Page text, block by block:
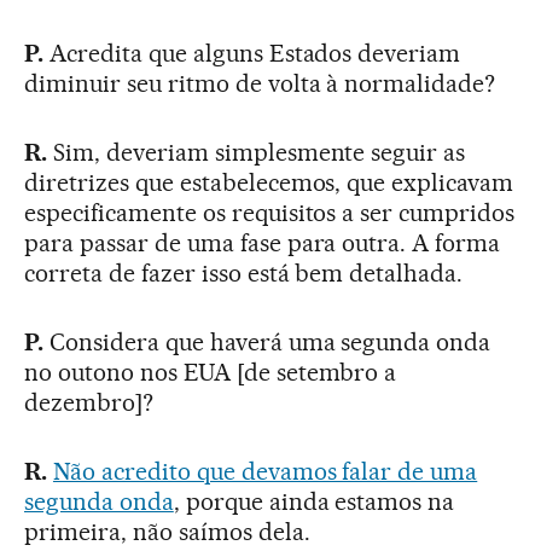
P.Acredita que alguns Estados deveriam
diminuir seu ritmo de volta à normalidade?
R.Sim, deveriam simplesmente seguir as
diretrizes que estabelecemos, que explicavam
especificamente os requisitos a ser cumpridos
para passar de uma fase para outra. A forma
correta de fazer isso está bem detalhada.
P.Considera que haverá uma segunda onda
no outono nos EUA [de setembro a
dezembro]?
R. Não acredito que devamos falar de uma
segunda onda, porque ainda estamos na
primeira, não saímos dela.